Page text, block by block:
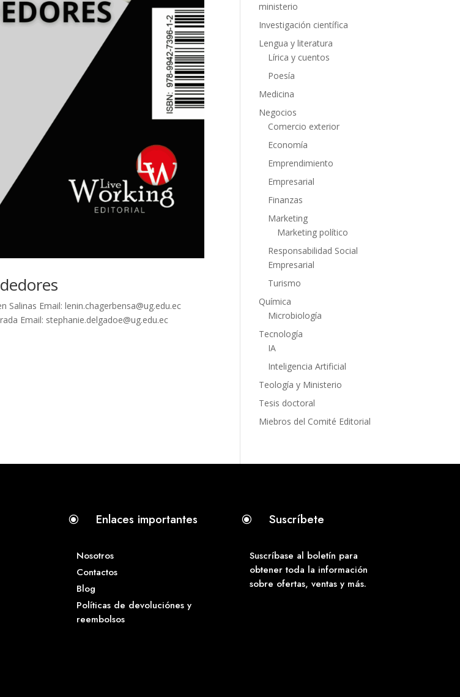
Email: lenin.chagerbensa@ug.edu.ec
Email: stephanie.delgadoe@ug.edu.ec
ministerio
Investigación científica
Lengua y literatura
Lírica y cuentos
Poesía
Medicina
Negocios
Comercio exterior
Economía
Emprendimiento
Empresarial
Finanzas
Marketing
Marketing político
Responsabilidad Social
Empresarial
Turismo
Química
Microbiología
Tecnología
IA
Inteligencia Artificial
Teología y Ministerio
Tesis doctoral
Miebros del Comité Editorial
\ Enlaces importantes
Nosotros
Contactos
Blog
Políticas de devoluciónes y
reembolsos
\ Suscríbete
Suscríbase al boletín para
obtener toda la información
sobre ofertas, ventas y más.